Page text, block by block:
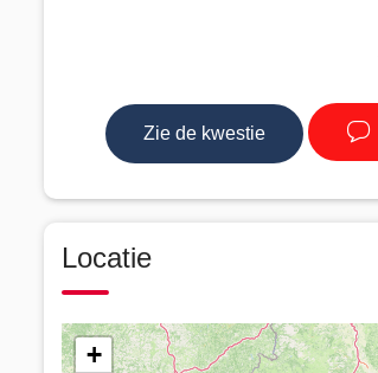
Zie de kwestie
Locatie
+